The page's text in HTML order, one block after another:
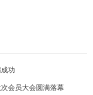
功
会员大会圆满落幕